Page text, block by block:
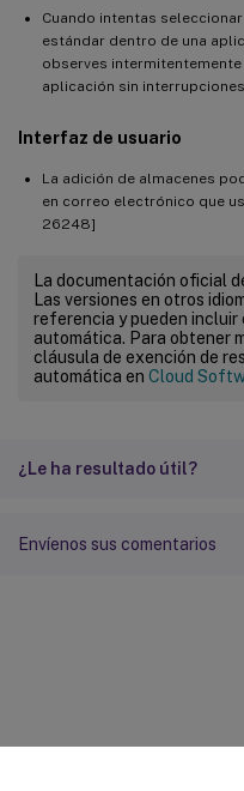
Cuando intentas
estándar dentro de una
observes
aplicación sin
Interfaz de usuario
La adición de almacenes
en correo electrónico que
26248]
La documentación oficial
Las versiones en otros
referencia y pueden
automática. Para obtener
cláusula de exención de
automática en Cloud
¿Le ha resultado útil?
Envíenos sus comentarios